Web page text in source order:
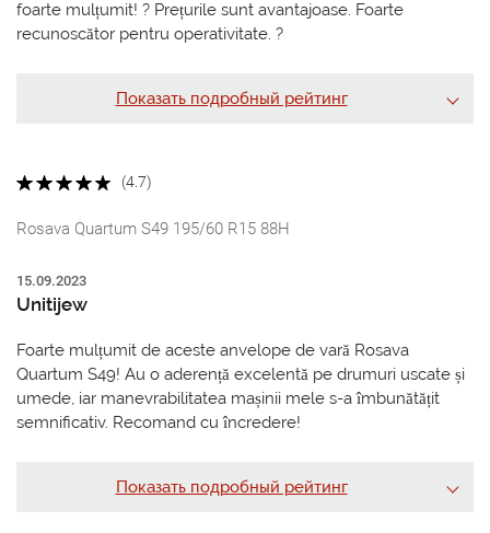
foarte mulțumit! ? Prețurile sunt avantajoase. Foarte
recunoscător pentru operativitate. ?
Показать подробный рейтинг
(4.7)
Rosava Quartum S49 195/60 R15 88H
15.09.2023
Unitijew
Foarte mulțumit de aceste anvelope de vară Rosava
Quartum S49! Au o aderență excelentă pe drumuri uscate și
umede, iar manevrabilitatea mașinii mele s-a îmbunătățit
semnificativ. Recomand cu încredere!
Показать подробный рейтинг